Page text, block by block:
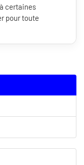
certaines
pour toute